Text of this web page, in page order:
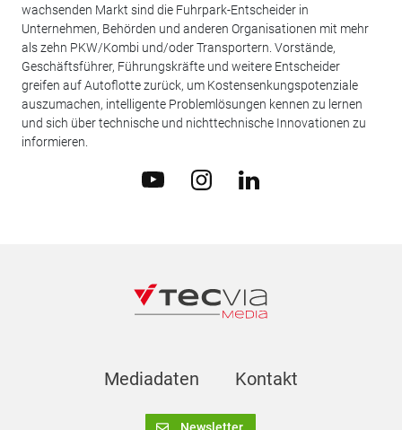
wachsenden Markt sind die Fuhrpark-Entscheider in
Unternehmen, Behörden und anderen Organisationen mit mehr
als zehn PKW/Kombi und/oder Transportern. Vorstände,
Geschäftsführer, Führungskräfte und weitere Entscheider
greifen auf Autoflotte zurück, um Kostensenkungspotenziale
auszumachen, intelligente Problemlösungen kennen zu lernen
und sich über technische und nichttechnische Innovationen zu
informieren.
Mediadaten Kontakt